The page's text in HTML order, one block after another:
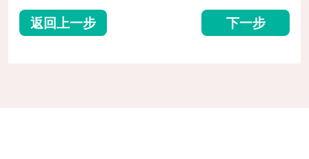
返回上一步 下一步